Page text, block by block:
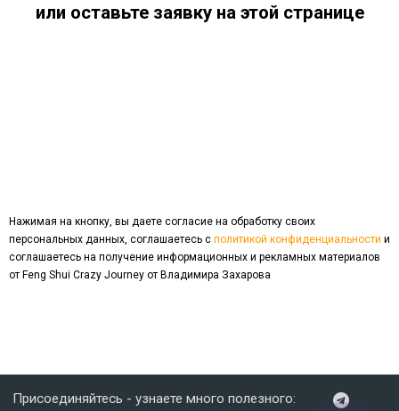
или оставьте заявку на этой странице
Нажимая на кнопку, вы даете согласие на обработку своих
персональных данных, соглашаетесь с политикой конфиденциальности и
соглашаетесь на получение информационных и рекламных материалов
от Feng Shui Crazy Journey от Владимира Захарова
Присоединяйтесь - узнаете много полезного: